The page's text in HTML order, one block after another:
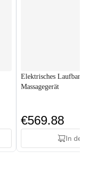
Elektrisches
Massagegerät
€569.88
In den